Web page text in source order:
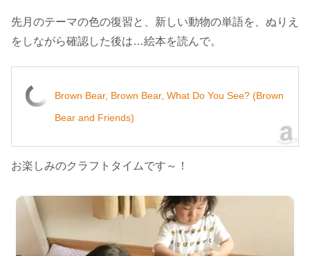
先月のテーマの色の復習と、新しい動物の単語を、ぬりえ
をしながら確認した後は…絵本を読んで。
Brown Bear, Brown Bear, What Do You See? (Brown
Bear and Friends)
お楽しみのクラフトタイムです～！